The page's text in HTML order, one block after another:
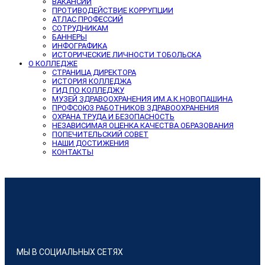
ПРОТИВОДЕЙСТВИЕ КОРРУПЦИИ
АТЛАС ПРОФЕССИЙ
СОТРУДНИКАМ
БАННЕРЫ
ИНФОГРАФИКА
ИСТОРИЧЕСКИЕ ЛИЧНОСТИ ТОБОЛЬСКА
О КОЛЛЕДЖЕ
СТРАНИЦА ДИРЕКТОРА
ИСТОРИЯ КОЛЛЕДЖА
ГИД ПО КОЛЛЕДЖУ
МУЗЕЙ ЗДРАВООХРАНЕНИЯ ИМ.А.К.НОВОПАШИНА
ПРОФСОЮЗ РАБОТНИКОВ ЗДРАВООХРАНЕНИЯ
ОХРАНА ТРУДА И БЕЗОПАСНОСТЬ
НЕЗАВИСИМАЯ ОЦЕНКА КАЧЕСТВА ОБРАЗОВАНИЯ
ПОПЕЧИТЕЛЬСКИЙ СОВЕТ
НАШИ ДОСТИЖЕНИЯ
КОНТАКТЫ
МЫ В СОЦИАЛЬНЫХ СЕТЯХ